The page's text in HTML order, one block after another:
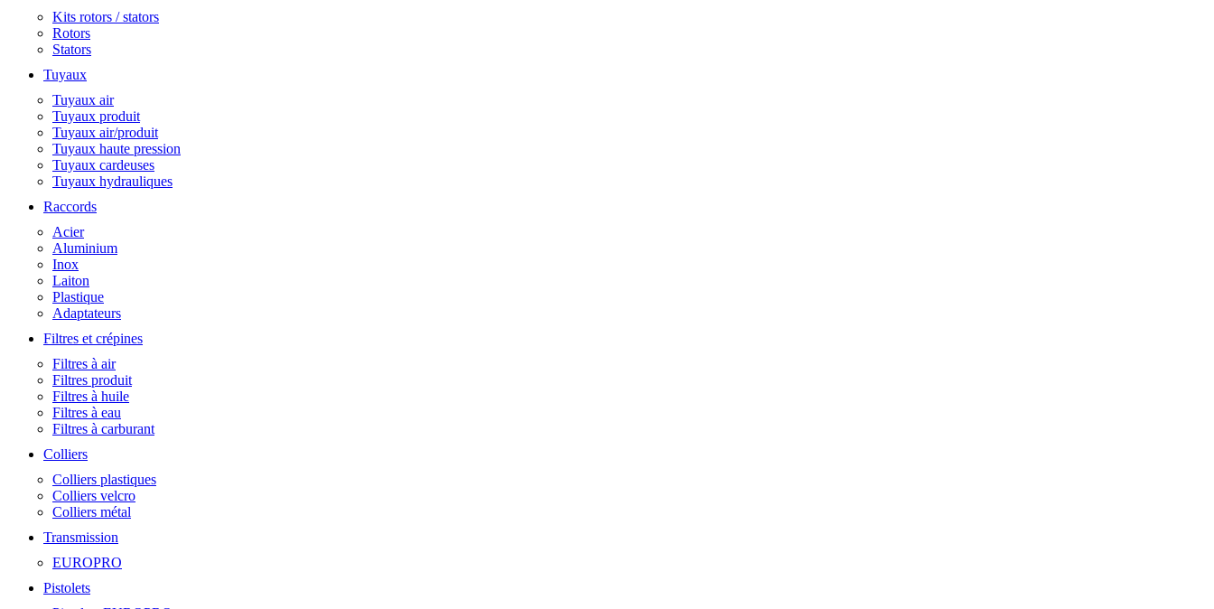
Kits rotors / stators
Rotors
Stators
Tuyaux
Tuyaux air
Tuyaux produit
Tuyaux air/produit
Tuyaux haute pression
Tuyaux cardeuses
Tuyaux hydrauliques
Raccords
Acier
Aluminium
Inox
Laiton
Plastique
Adaptateurs
Filtres et crépines
Filtres à air
Filtres produit
Filtres à huile
Filtres à eau
Filtres à carburant
Colliers
Colliers plastiques
Colliers velcro
Colliers métal
Transmission
EUROPRO
Pistolets